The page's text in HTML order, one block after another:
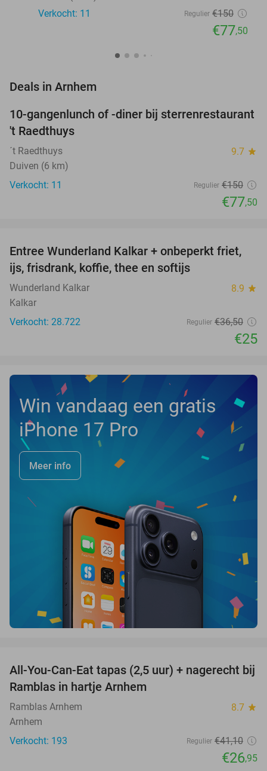
Verkocht: 11
Regulier €150
€77,50
Deals in Arnhem
48%
NEW
TODAY
10-gangenlunch of -diner bij sterrenrestaurant
't Raedthuys
´t Raedthuys 9.7 star
Duiven (6 km)
Verkocht: 11
Regulier €150
€77,50
32%
Entree Wunderland Kalkar + onbeperkt friet,
ijs, frisdrank, koffie, thee en softijs
Wunderland Kalkar 8.9 star
Kalkar
Verkocht: 28.722
Regulier €36,50
€25
Win vandaag een gratis
iPhone 17 Pro
Meer info
34%
All-You-Can-Eat tapas (2,5 uur) + nagerecht bij
Ramblas in hartje Arnhem
Ramblas Arnhem 8.7 star
Arnhem
Verkocht: 193
Regulier €41,10
€26,95